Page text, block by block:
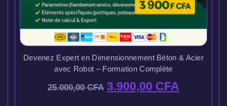
Devenez Expert en Dimensionnement Béton & Acier
avec Robot – Formation Complète
25.000,00CFA 3.900,00 CFA